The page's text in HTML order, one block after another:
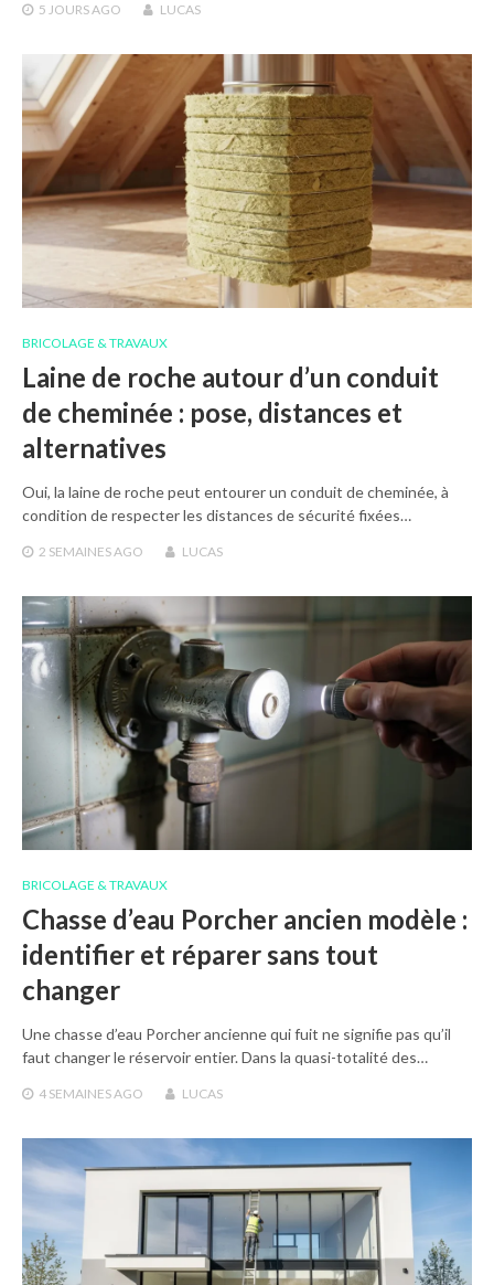
5 JOURSAGO LUCAS
BRICOLAGE & TRAVAUX
Laine de roche autour d’un conduit
de cheminée : pose, distances et
alternatives
Oui, la laine de roche peut entourer un conduit de cheminée, à
condition de respecter les distances de sécurité fixées…
2 SEMAINESAGO LUCAS
BRICOLAGE & TRAVAUX
Chasse d’eau Porcher ancien modèle :
identifier et réparer sans tout
changer
Une chasse d’eau Porcher ancienne qui fuit ne signifie pas qu’il
faut changer le réservoir entier. Dans la quasi-totalité des…
4 SEMAINESAGO LUCAS